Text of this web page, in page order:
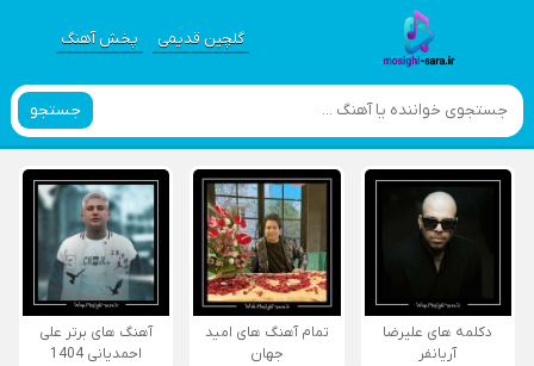
گلچین قدیمی پخش آهنگ
جستجو
دکلمه های علیرضا
آریانفر
تمام آهنگ های امید
جهان
آهنگ های برتر علی
احمدیانی 1404